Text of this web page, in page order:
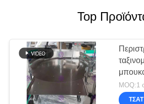
Top
MOQ:1
ΤΣΆΤ